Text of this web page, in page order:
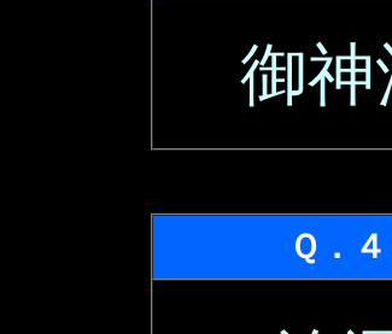
御神
Ｑ．４